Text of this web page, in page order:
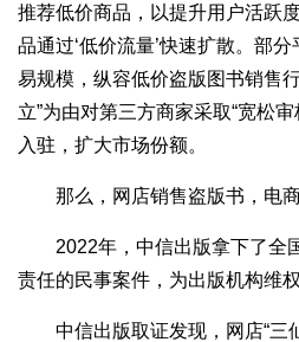
推荐低价商品，以提升用户活跃
品通过‘低价流量’快速扩散。部
易规模，纵容低价盗版图书销售
立”为由对第三方商家采取“宽松
入驻，扩大市场份额。
那么，网店销售盗版书，电商
2022年，中信出版拿下了全
责任的民事案件，为出版机构维
中信出版取证发现，网店“三